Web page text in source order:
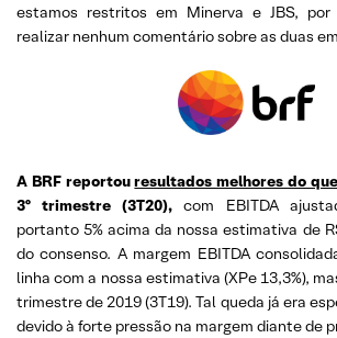
estamos restritos em Minerva e JBS, por
realizar nenhum comentário sobre as duas
A BRF reportouresultados melhores do
3º trimestre (3T20),com EBITDA
portanto 5% acima da nossa estimativa de
do consenso. A margem EBITDA
linha com a nossa estimativa (XPe 13,3%),
trimestre de 2019 (3T19). Tal queda já era
devido à forte pressão na margem diante de